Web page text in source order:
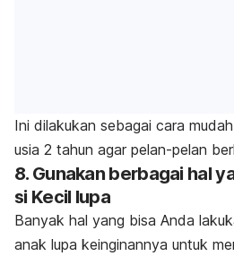
Ini dilakukan sebagai cara
usia 2 tahun agar pelan-pelan
8. Gunakan berbagai hal
si Kecil lupa
Banyak hal yang bisa Anda
anak lupa keinginannya untuk